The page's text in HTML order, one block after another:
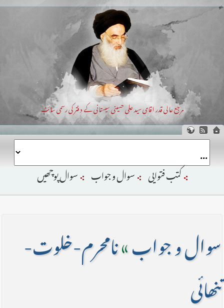
مرجع عالی قدر اقای سید علی حسینی سیستانی کے دفتر کی رسمی سائٹ
کتب فتوایی سوال و جواب سوال پوچھیں
سوال و جواب»نامحرم-خلوت-
تنھائی